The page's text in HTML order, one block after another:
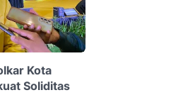
Kota
Soliditas